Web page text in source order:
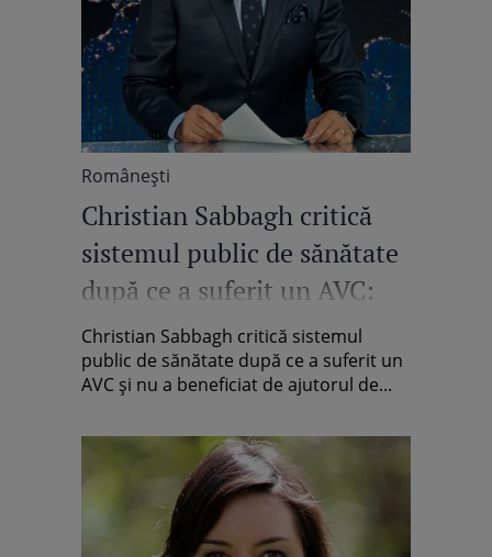
Româneşti
Christian Sabbagh critică
sistemul public de sănătate
după ce a suferit un AVC:
„Nu pot să nu mă întreb,
pentru ce plătim taxe?”
Christian Sabbagh critică sistemul
public de sănătate după ce a suferit un
AVC și nu a beneficiat de ajutorul de...